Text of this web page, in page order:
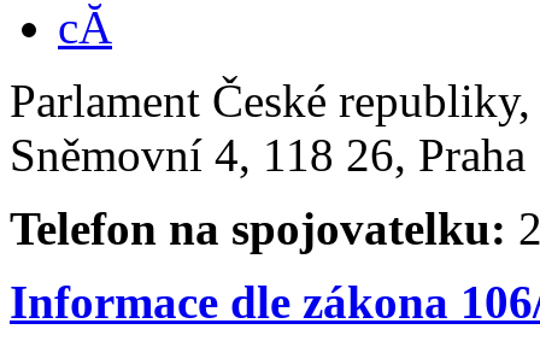
Parlament České
Sněmovní 4, 118 26,
Telefon na spojovatelku:
Informace dle zákona